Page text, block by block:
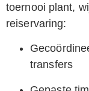
toernooi plant,
reiservaring:
transfers